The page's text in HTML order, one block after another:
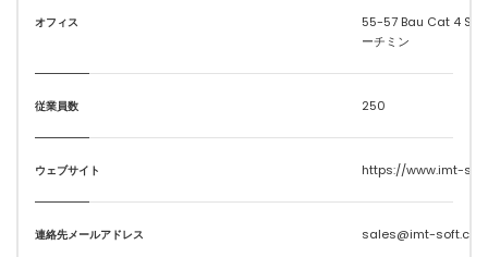
オフィス
55-57 Bau Cat 4 St.,
ーチミン
従業員数 250
ウェブサイト https://www.imt-
連絡先メールアドレス sales@imt-soft.com